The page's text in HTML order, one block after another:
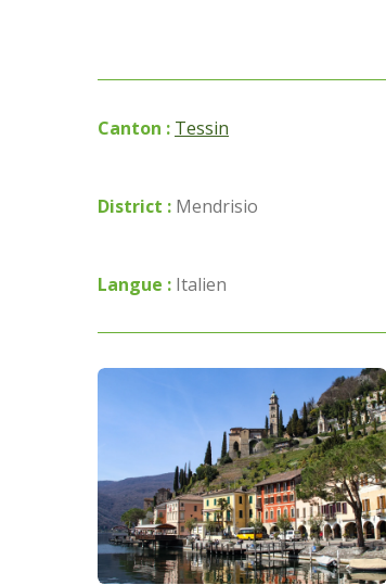
Canton : Tessin
District : Mendrisio
Langue : Italien